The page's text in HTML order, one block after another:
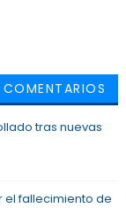
COMENTARIOS
tras nuevas
el fallecimiento de